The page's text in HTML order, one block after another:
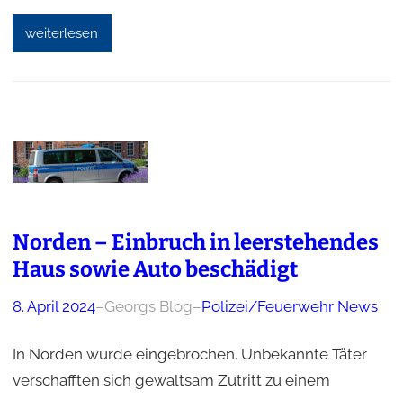
weiterlesen
Norden – Einbruch in leerstehendes
Haus sowie Auto beschädigt
8. April 2024–Georgs Blog–Polizei/Feuerwehr News
In Norden wurde eingebrochen. Unbekannte Täter
verschafften sich gewaltsam Zutritt zu einem